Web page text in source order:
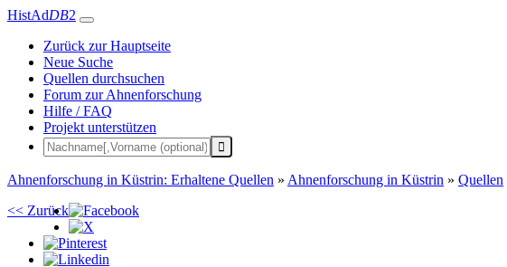
HistAdDB2
Zurück zur Hauptseite
Neue Suche
Quellen durchsuchen
Forum zur Ahnenforschung
Hilfe / FAQ
Projekt unterstützen
Ahnenforschung in Küstrin: Erhaltene Quellen » Ahnenforschung in Küstrin » Quellen
<< Zurück